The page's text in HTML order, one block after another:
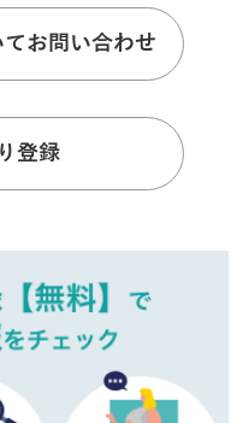
お問い合わせ
登録